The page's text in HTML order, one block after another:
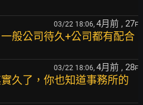
03/22 18:06, 4月前 , 27F
般公司待久+公司都有配合
03/22 18:06, 4月前 , 28F
久了，你也知道事務所的